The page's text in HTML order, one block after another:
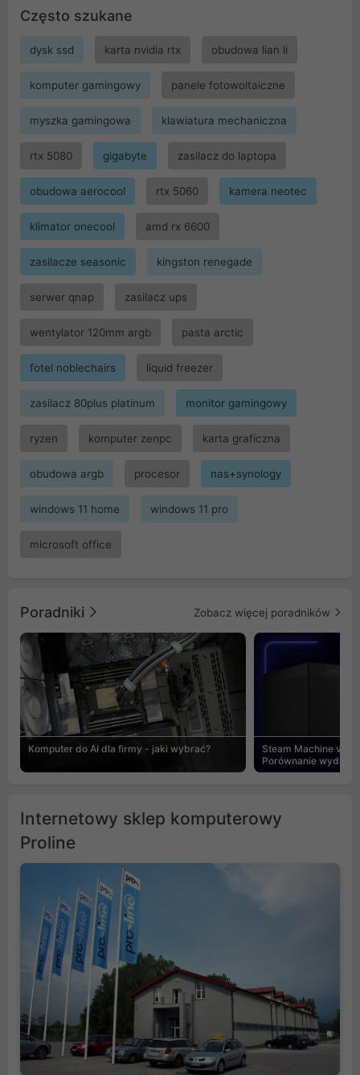
Często szukane
dysk ssd karta nvidia rtx obudowa lian li
komputer gamingowy panele fotowoltaiczne
myszka gamingowa klawiatura mechaniczna
rtx 5080 gigabyte zasilacz do laptopa
obudowa aerocool rtx 5060 kamera neotec
klimator onecool amd rx 6600
zasilacze seasonic kingston renegade
serwer qnap zasilacz ups
wentylator 120mm argb pasta arctic
fotel noblechairs liquid freezer
zasilacz 80plus platinum monitor gamingowy
ryzen komputer zenpc karta graficzna
obudowa argb procesor nas+synology
windows 11 home windows 11 pro
microsoft office
Poradniki Zobacz więcej poradników
Komputer do AI dla firmy - jaki wybrać?
Steam Machine vs
Porównanie
Internetowy sklep komputerowy
Proline